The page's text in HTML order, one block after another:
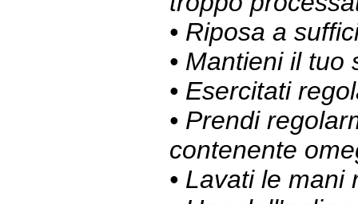
• Riposa a
• Mantieni il tuo
• Esercitati
• Prendi
contenente
• Lavati le mani